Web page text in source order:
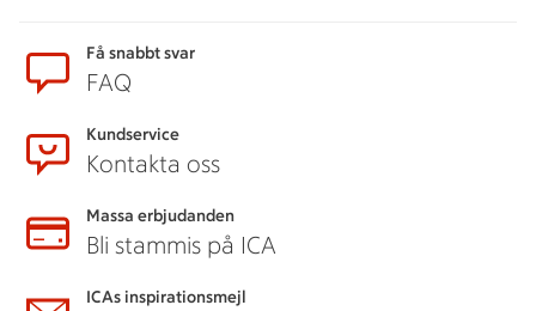
Få snabbt svar
FAQ
Kundservice
Kontakta oss
Massa erbjudanden
Bli stammis på ICA
ICAs inspirationsmejl